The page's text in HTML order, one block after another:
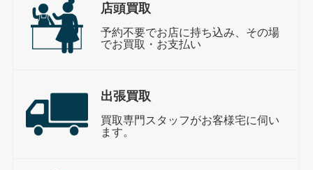
店頭買取
予約不要でお店に持ち込み、その場
でお買取・お支払い
出張買取
買取専門スタッフがお客様宅に伺い
ます。